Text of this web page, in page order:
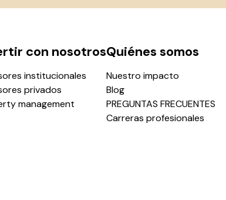
con nosotros
institucionales
privados
management
Quiénes somos
Nuestro impacto
Blog
PREGUNTAS FRECUENTES
Carreras profesionales